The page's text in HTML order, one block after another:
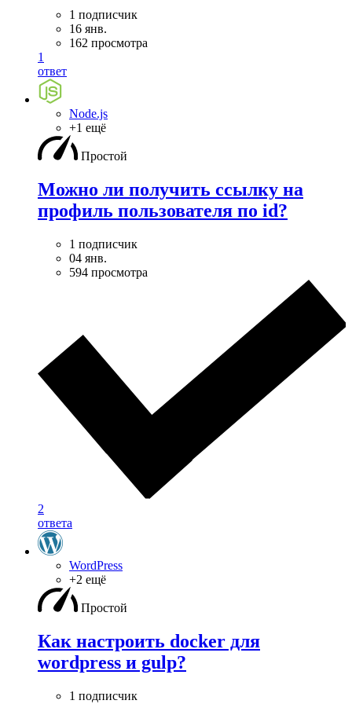
1 подписчик
16 янв.
162 просмотра
1
ответ
Node.js
+1 ещё
Простой
Можно ли получить ссылку на
профиль пользователя по id?
1 подписчик
04 янв.
594 просмотра
2
ответа
WordPress
+2 ещё
Простой
Как настроить docker для
wordpress и gulp?
1 подписчик